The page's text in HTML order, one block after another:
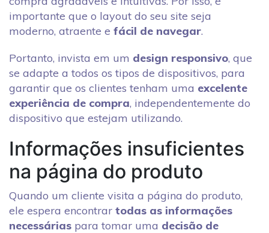
importante que o layout do seu site seja
moderno, atraente e fácil de navegar.
Portanto, invista em um design responsivo, que
se adapte a todos os tipos de dispositivos, para
garantir que os clientes tenham uma excelente
experiência de compra, independentemente do
dispositivo que estejam utilizando.
Informações insuficientes
na página do produto
Quando um cliente visita a página do produto,
ele espera encontrar todas as informações
necessárias para tomar uma decisão de